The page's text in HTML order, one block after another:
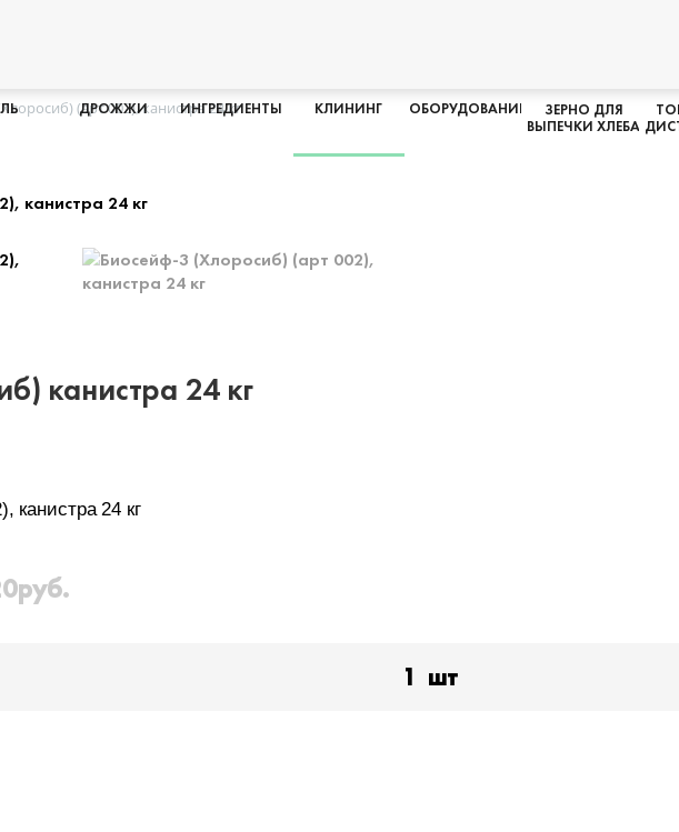
ДРОЖЖИ ИНГРЕДИЕНТЫ КЛИНИНГ ОБОРУДОВАНИЕ
ЗЕРНО ДЛЯ
ВЫПЕЧКИ ХЛЕБА
(арт 002), канистра 24 кг
канистра 24 кг
канистра 24 кг
руб.
1 шт